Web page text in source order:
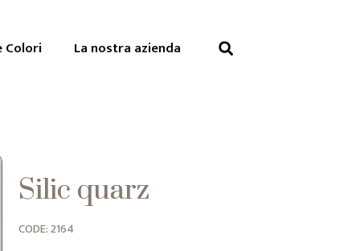
Colori La nostra azienda
Silic quarz
CODE: 2164